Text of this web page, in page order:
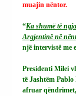
muajin nëntor.
“Ka shumë të
Argjentinë në
një intervistë me
Presidenti Milei
të Jashtëm
afruar